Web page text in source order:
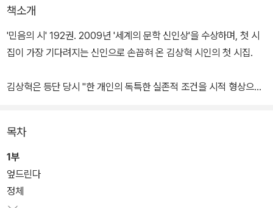
책소개
'민음의 시' 192권. 2009년 '세계의 문학 신인상'을 수상하며, 첫 시
집이 가장 기다려지는 신인으로 손꼽혀 온 김상혁 시인의 첫 시집.
김상혁은 등단 당시 "한 개인의 독특한 실존적 조건을 시적 형상으로
던, 조금 더 먼 '첨단'과 '깊이'에까지 나아갈 수 있을 것이다."(시인 김
행숙)라는 호평을 받으며 큰 주목을 받았다.
김행숙 시인의 예언대로 이 시집에 실린 51편의 시들은 우리가 전혀
목차
1부
엎드린다
정체